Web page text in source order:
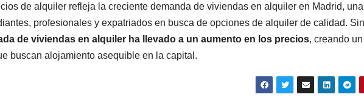
de alquiler refleja la creciente demanda de viviendas en alquiler en Madrid, una
profesionales y expatriados en busca de opciones de alquiler de calidad. Sin
de viviendas en alquiler ha llevado a un aumento en los precios, creando un
buscan alojamiento asequible en la capital.